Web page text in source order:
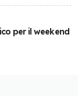
per il weekend